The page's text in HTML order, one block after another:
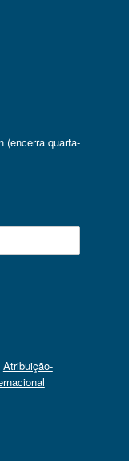
(encerra quarta-
Atribuição-